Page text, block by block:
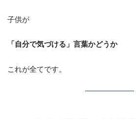
子供が
「自分で気づける」言葉かどうか
これが全てです。